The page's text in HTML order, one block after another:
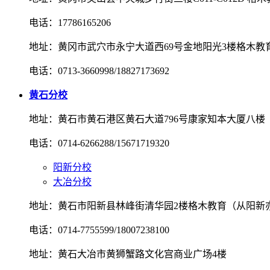
电话：17786165206
地址：黄冈市武穴市永宁大道西69号金地阳光3楼格木教
电话：0713-3660998/18827173692
黄石分校
地址：黄石市黄石港区黄石大道796号康家知本大厦八楼
电话：0714-6266288/15671719320
阳新分校
大冶分校
地址：黄石市阳新县林峰街清华园2楼格木教育（从阳新
电话：0714-7755599/18007238100
地址：黄石大冶市黄狮蟹路文化宫商业广场4楼